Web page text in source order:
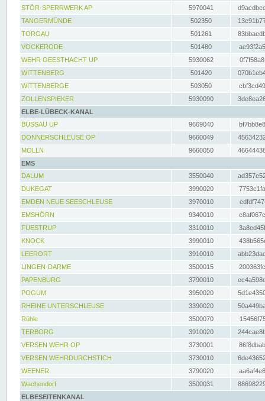
STÖR-SPERRWERK AP 5970041
TANGERMÜNDE
502350
TORGAU
501261
VOCKERODE
501480
WEHR GEESTHACHT UP
5930062
WITTENBERG
501420
WITTENBERGE
503050
ZOLLENSPIEKER
5930090
ELBE-LÜBECK-KANAL
BÜSSAU UP
9669040
DONNERSCHLEUSE OP
9660049
MÖLLN
9660050
EMS
DALUM
3550040
DUKEGAT
3990020
EMDEN NEUE SEESCHLEUSE
3970010
EMSHÖRN
9340010
FUESTRUP
3310010
KNOCK
3990010
LEERORT
3910010
LINGEN-DARME
3500015
PAPENBURG
3790010
POGUM
3950020
RHEINE UNTERSCHLEUSE
3390020
Rühle
3500070
TERBORG
3910020
VERSEN WEHR OP
3730001
VERSEN WEHRDURCHSTICH
3730010
WEENER
3790020
Wachendorf
3500031
ELBESEITENKANAL